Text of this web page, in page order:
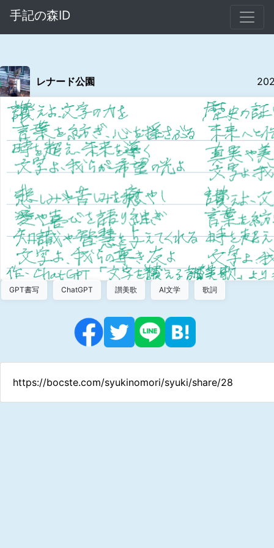
手記の森ID
レナード公園
GPT書写 ChatGPT 讃美歌 AI文学 歌詞
https://bocste.com/syukinomori/syuki/share/28